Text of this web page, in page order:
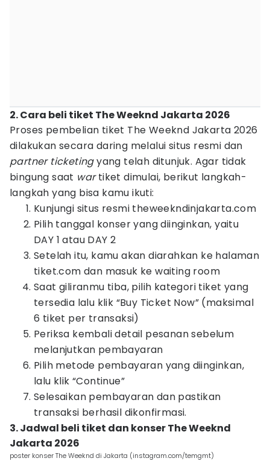
2. Cara beli tiket The Weeknd Jakarta 2026
Proses pembelian tiket The Weeknd Jakarta 2026
dilakukan secara daring melalui situs resmi dan
partner ticketingyang telah ditunjuk. Agar tidak
bingung saat wartiket dimulai, berikut langkah-
langkah yang bisa kamu ikuti:
Kunjungi situs resmi theweekndinjakarta.com
Pilih tanggal konser yang diinginkan, yaitu
DAY 1 atau DAY 2
Setelah itu, kamu akan diarahkan ke halaman
tiket.com dan masuk ke waiting room
Saat giliranmu tiba, pilih kategori tiket yang
tersedia lalu klik “Buy Ticket Now” (maksimal
6 tiket per transaksi)
Periksa kembali detail pesanan sebelum
melanjutkan pembayaran
Pilih metode pembayaran yang diinginkan,
lalu klik “Continue”
Selesaikan pembayaran dan pastikan
transaksi berhasil dikonfirmasi.
3. Jadwal beli tiket dan konser The Weeknd
Jakarta 2026
poster konser The Weeknd di Jakarta (instagram.com/temgmt)